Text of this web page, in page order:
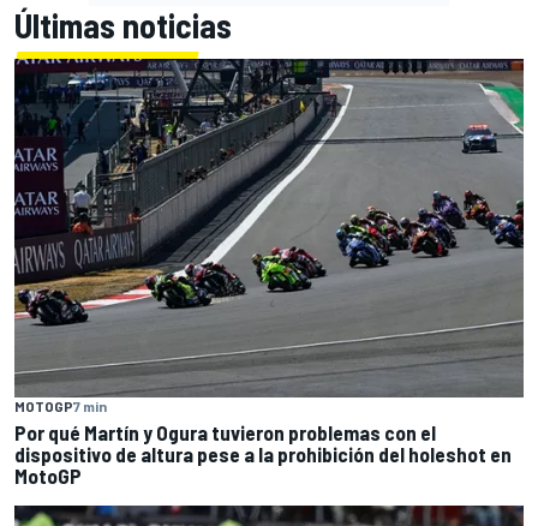
Últimas noticias
MOTOGP7 min
Por qué Martín y Ogura tuvieron problemas con el
dispositivo de altura pese a la prohibición del holeshot en
MotoGP